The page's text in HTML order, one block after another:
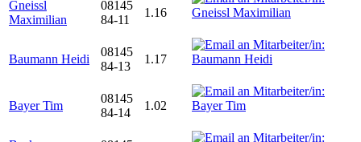
Gneissl
Maximilian
08145
84-11
1.16
Baumann Heidi
08145
84-13
1.17
Bayer Tim
08145
84-14
1.02